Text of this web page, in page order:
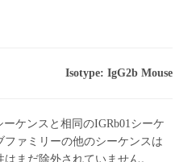
Isotype: IgG2b Mouse
ケンスと相同のIGRb01シーケ
ファミリーの他のシーケンスは
まだ除外されていません。